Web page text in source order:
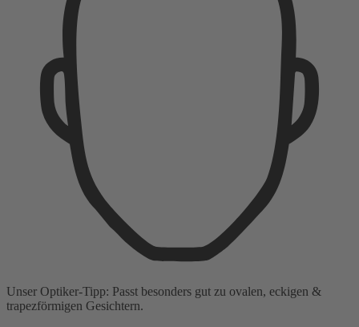
Unser Optiker-Tipp: Passt besonders gut zu ovalen, eckigen &
trapezförmigen Gesichtern.